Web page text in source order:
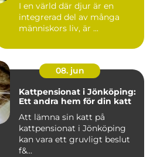
I en värld där djur är en
integrerad del av många
människors liv, är ...
08. jun
Kattpensionat i Jönköping:
Ett andra hem för din katt
Att lämna sin katt på
kattpensionat i Jönköping
kan vara ett gruvligt beslut
f&...